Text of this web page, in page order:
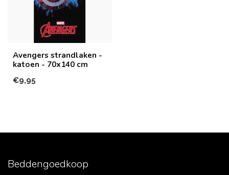
Avengers strandlaken -
katoen - 70x140 cm
€9,95
Beddengoedkoop